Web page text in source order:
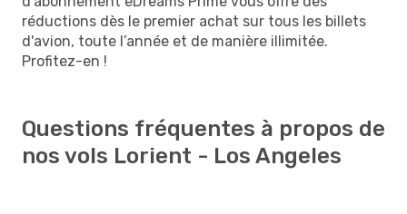
réductions dès le premier achat sur tous les billets
d'avion, toute l’année et de manière illimitée.
Profitez-en !
Questions fréquentes à propos de
nos vols Lorient - Los Angeles